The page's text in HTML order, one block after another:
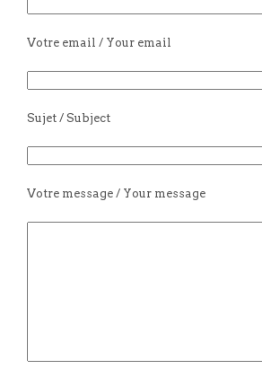
Votre email / Your email
Sujet / Subject
Votre message / Your message